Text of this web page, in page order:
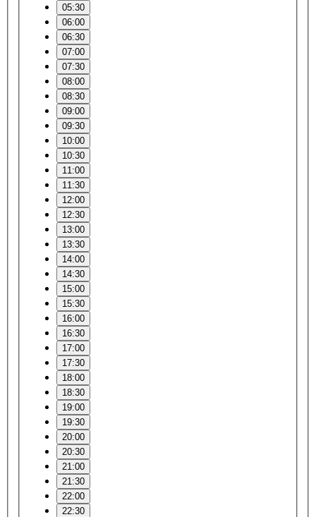
05:30
06:00
06:30
07:00
07:30
08:00
08:30
09:00
09:30
10:00
10:30
11:00
11:30
12:00
12:30
13:00
13:30
14:00
14:30
15:00
15:30
16:00
16:30
17:00
17:30
18:00
18:30
19:00
19:30
20:00
20:30
21:00
21:30
22:00
22:30